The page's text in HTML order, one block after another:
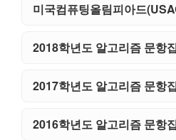
미국컴퓨팅올림피아드
2018학년도 알고리즘 문항
2017학년도 알고리즘 문항
2016학년도 알고리즘 문항